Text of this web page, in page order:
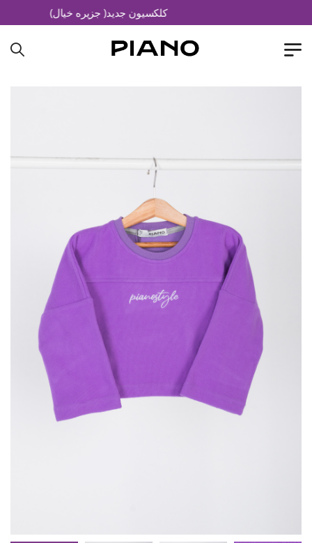
کلکسیون جدید( جزیره خیال)